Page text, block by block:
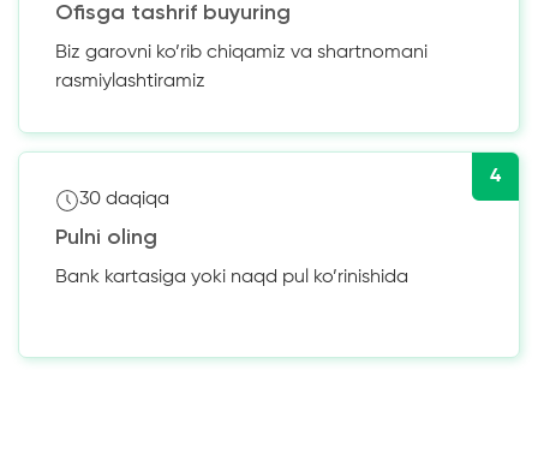
Ofisga tashrif buyuring
Biz garovni ko’rib chiqamiz va shartnomani
rasmiylashtiramiz
4
30 daqiqa
Pulni oling
Bank kartasiga yoki naqd pul ko’rinishida